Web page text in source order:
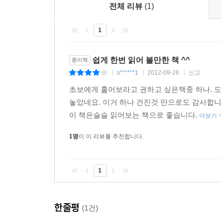
9.5 예제: 이미지 파일의 리스트를 표시하는 웹 애
9.6 단계 1: 일단 코드를 대충 작성해 보기
9.7 단계 2: 가독성을 높이기 위한 메소드 추출
9.9 단계 4: 배열/컬렉션을 이용한 추상화
9.10 추상화의 지침
CHAPTER 10 메타프로그래밍_
10.1 프로그래밍을 프로그램하기
10.2 각 대표자들의 이야기
10.5 단계 1: 일단 코드 작성해 보기
10.6 단계 2: 메타데이터를 Excel로 이동하기
10.8 정리
전체 리뷰 (1)
1
종이책 쉽게 한번 읽어 볼만한 책 ^^
s******1 2012-09-26 신고
초보에게 훑어보라고 권하고 싶은책중 하나.
놓았네요. 이거 하나 건진것 만으로도 감사합
이 책은슬슬 읽어보는 책으로 좋습니다. 더보기
1명이 이 리뷰를 추천합니다.
1
한줄평 (1건)